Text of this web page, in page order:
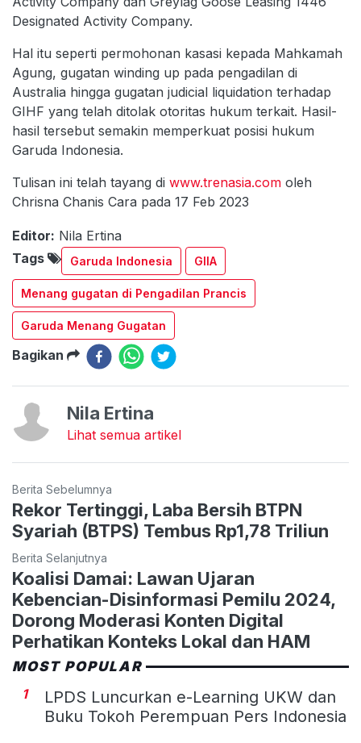
Designated Activity Company.
Hal itu seperti permohonan kasasi kepada Mahkamah
Agung, gugatan winding up pada pengadilan di
Australia hingga gugatan judicial liquidation terhadap
GIHF yang telah ditolak otoritas hukum terkait. Hasil-
hasil tersebut semakin memperkuat posisi hukum
Garuda Indonesia.
Tulisan ini telah tayang di www.trenasia.com oleh
Chrisna Chanis Cara pada 17 Feb 2023
Editor: Nila Ertina
Tags
Garuda Indonesia GIIA
Menang gugatan di Pengadilan Prancis
Garuda Menang Gugatan
Bagikan
Nila Ertina
Lihat semua artikel
Berita Sebelumnya
Rekor Tertinggi, Laba Bersih BTPN
Syariah (BTPS) Tembus Rp1,78 Triliun
Berita Selanjutnya
Koalisi Damai: Lawan Ujaran
Kebencian-Disinformasi Pemilu 2024,
Dorong Moderasi Konten Digital
Perhatikan Konteks Lokal dan HAM
MOST POPULAR
1
LPDS Luncurkan e-Learning UKW dan
Buku Tokoh Perempuan Pers Indonesia